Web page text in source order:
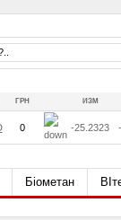
ГРН ИЗМ
0 -25.2323
Біометан